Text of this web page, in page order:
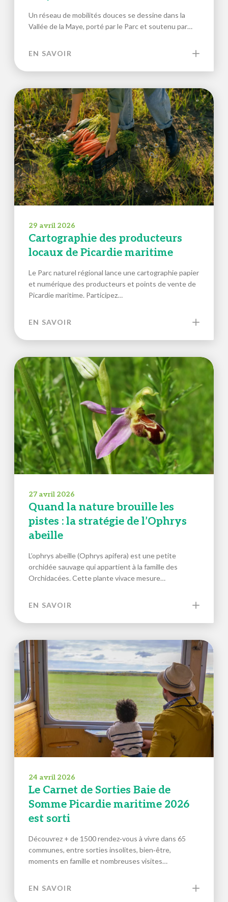
Un réseau de mobilités douces se dessine dans la
Vallée de la Maye, porté par le Parc et soutenu par…
EN SAVOIR
29 avril 2026
Cartographie des producteurs
locaux de Picardie maritime
Le Parc naturel régional lance une cartographie papier
et numérique des producteurs et points de vente de
Picardie maritime. Participez…
EN SAVOIR
27 avril 2026
Quand la nature brouille les
pistes : la stratégie de l’Ophrys
abeille
L’ophrys abeille (Ophrys apifera) est une petite
orchidée sauvage qui appartient à la famille des
Orchidacées. Cette plante vivace mesure…
EN SAVOIR
24 avril 2026
Le Carnet de Sorties Baie de
Somme Picardie maritime 2026
est sorti
Découvrez + de 1500 rendez‑vous à vivre dans 65
communes, entre sorties insolites, bien‑être,
moments en famille et nombreuses visites…
EN SAVOIR